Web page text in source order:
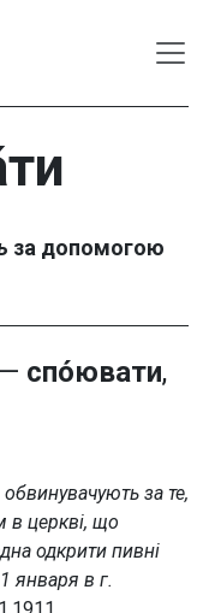
за допомогою
спо́ювати,
за те,
в церкві, що
одкрити пивні
января в г.